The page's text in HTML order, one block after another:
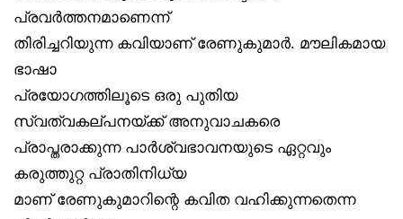
പ്രവർത്തനമാണെന്ന്
തിരിച്ചറിയുന്ന കവിയാണ് രേണുകുമാർ. മൗലികമായ
ഭാഷാ
പ്രയോഗത്തിലൂടെ ഒരു പുതിയ
സ്വത്വകല്പനയ്ക്ക് അനുവാചകരെ
പ്രാപ്തരാക്കുന്ന പാർശ്വഭാവനയുടെ ഏറ്റവും
കരുത്തുറ്റ പ്രാതിനിധ്യ
മാണ് രേണുകുമാറിന്റെ കവിത വഹിക്കുന്നതെന്ന